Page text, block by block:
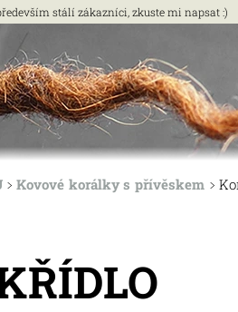
stálí zákazníci, zkuste mi napsat :)
Kovové korálky s přívěskem